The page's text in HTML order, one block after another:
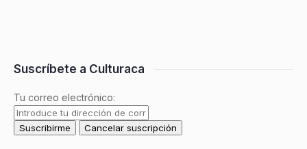
Suscríbete a Culturaca
Tu correo electrónico: